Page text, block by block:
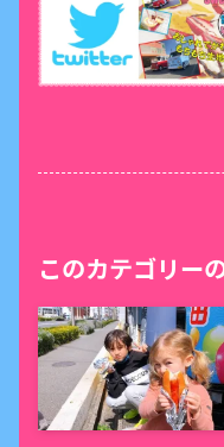
このカテゴリー